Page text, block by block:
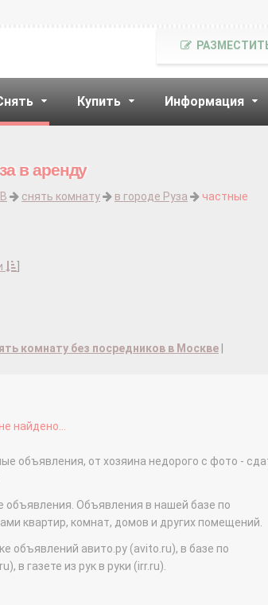
Купить Информация
в аренду
снять комнату в городе Руза
частные
комнату без посредников в Москве
найдено...
объявления, от хозяина недорого с фото -
объявления. Объявления в нашей базе по
квартир, комнат, домов и других помещений.
авито.ру (avito.ru), в базе по
в газете из рук в руки (irr.ru).